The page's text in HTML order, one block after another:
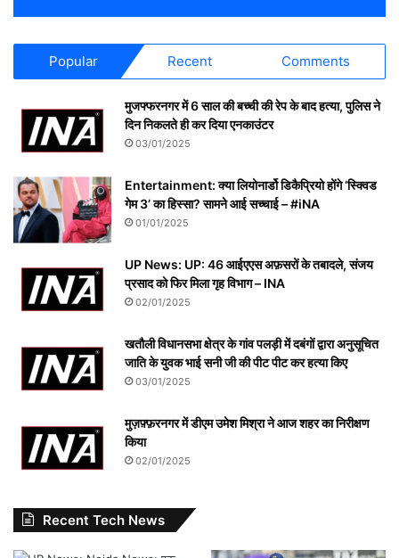
Popular Recent Comments
मुजफ्फरनगर में 6 साल की बच्ची की रेप के बाद हत्या, पुलिस ने
दिन निकलते ही कर दिया एनकाउंटर
03/01/2025
Entertainment: क्या लियोनार्डो डिकैप्रियो होंगे ‘स्क्विड
गेम 3’ का हिस्सा? सामने आई सच्चाई – #iNA
01/01/2025
UP News: UP: 46 आईएएस अफ़सरों के तबादले, संजय
प्रसाद को फिर मिला गृह विभाग – INA
02/01/2025
खतौली विधानसभा क्षेत्र के गांव पलड़ी में दबंगों द्वारा अनुसूचित
जाति के युवक भाई सनी जी की पीट पीट कर हत्या किए
03/01/2025
मुज़फ़्फ़रनगर में डीएम उमेश मिश्रा ने आज शहर का निरीक्षण
किया
02/01/2025
Recent Tech News